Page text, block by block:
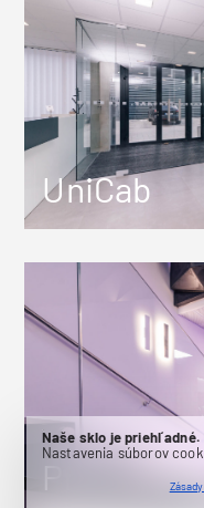
Naše sklo je priehľadné.
Nastavenia súborov
UniCab
ProEx